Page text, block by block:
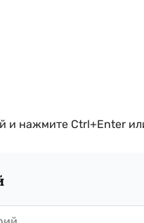
и нажмите Ctrl+Enter